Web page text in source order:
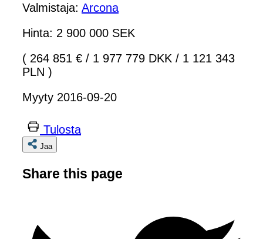
Valmistaja: Arcona
Hinta: 2 900 000 SEK
( 264 851 € / 1 977 779 DKK / 1 121 343
PLN )
Myyty 2016-09-20
Tulosta
Jaa
Share this page